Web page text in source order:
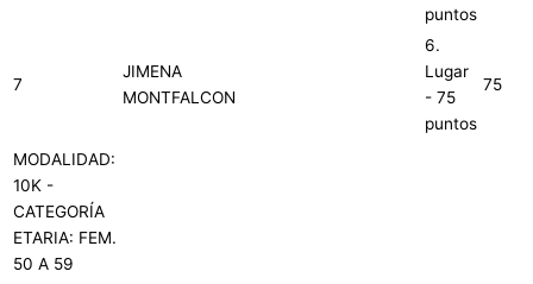
puntos
7
JIMENA
MONTFALCON
6.
Lugar
- 75
puntos
75
MODALIDAD:
10K -
CATEGORÍA
ETARIA: FEM.
50 A 59